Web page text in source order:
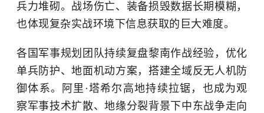
兵力堆砌。战场伤亡、装备损毁数据长期模糊，
也体现复杂实战环境下信息获取的巨大难度。
各国军事规划团队持续复盘黎南作战经验，优化
单兵防护、地面机动方案，搭建全域反无人机防
御体系。阿里·塔希尔高地持续拉锯，也成为观
察军事技术扩散、地缘分裂背景下中东战争走向